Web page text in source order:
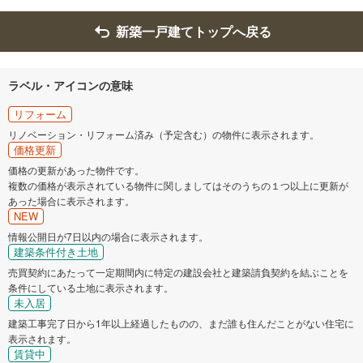
新築一戸建てトップへ戻る
ラベル・アイコンの意味
リフォーム
リノベーション・リフォーム済み（予定含む）の物件に表示されます。
価格更新
価格の更新があった物件です。
複数の価格が表示されている物件に関しましてはそのうちの１つ以上に更新が
あった場合に表示されます。
NEW
情報公開日が7日以内の場合に表示されます。
建築条件付き土地
売買契約にあたって一定期間内に特定の建設会社と建築請負契約を結ぶことを
条件にしている土地に表示されます。
未入居
建築工事完了日から1年以上経過したものの、まだ誰も住んだことがない住宅に
表示されます。
賃貸中